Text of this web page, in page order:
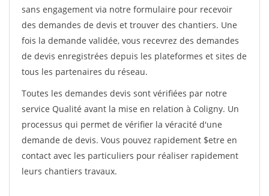
sans engagement via notre formulaire pour recevoir
des demandes de devis et trouver des chantiers. Une
fois la demande validée, vous recevrez des demandes
de devis enregistrées depuis les plateformes et sites de
tous les partenaires du réseau.
Toutes les demandes devis sont vérifiées par notre
service Qualité avant la mise en relation à Coligny. Un
processus qui permet de vérifier la véracité d'une
demande de devis. Vous pouvez rapidement $etre en
contact avec les particuliers pour réaliser rapidement
leurs chantiers travaux.